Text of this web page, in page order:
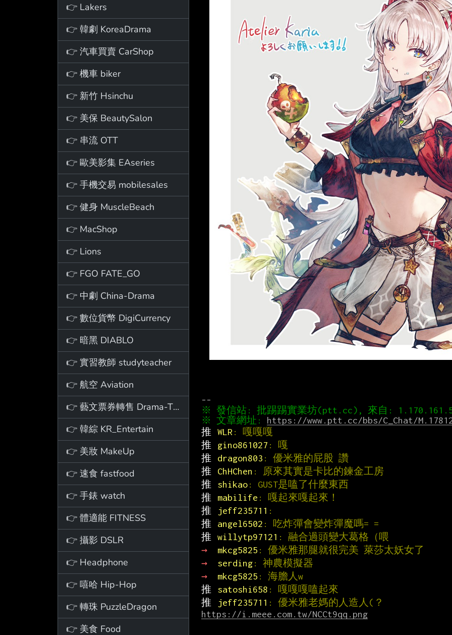
👉 Lakers
👉 韓劇 KoreaDrama
👉 汽車買賣 CarShop
👉 機車 biker
👉 新竹 Hsinchu
👉 美保 BeautySalon
👉 串流 OTT
👉 歐美影集 EAseries
👉 手機交易 mobilesales
👉 健身 MuscleBeach
👉 MacShop
👉 Lions
👉 FGO FATE_GO
👉 中劇 China-Drama
👉 數位貨幣 DigiCurrency
👉 暗黑 DIABLO
👉 實習教師 studyteacher
👉 航空 Aviation
👉 藝文票券轉售 Drama-Ticket
👉 韓綜 KR_Entertain
👉 美妝 MakeUp
👉 速食 fastfood
👉 手錶 watch
👉 體適能 FITNESS
👉 攝影 DSLR
👉 Headphone
👉 嘻哈 Hip-Hop
👉 轉珠 PuzzleDragon
👉 美食 Food
※ 文章網址: https://www.ptt.cc/bbs/C_Chat/
推 WLR : 嘎嘎嘎
推
gino861027 : 嘎
推
dragon803 : 優米雅的屁股 讚
推
ChHChen : 原來其實是卡比的鍊金工房
推
shikao: GUST是嗑了什麼東西
推
mabilife : 嘎起來嘎起來！
推
jeff235711 :
推
angel6502 : 吃炸彈會變炸彈魔嗎= =
推 willytp97121 : 融合過頭變大葛格（喂
→
mkcg5825 : 優米雅那腿就很完美 萊莎太妖女了
→
serding: 神農模擬器
→
mkcg5825 : 海膽人w
推
satoshi658 : 嘎嘎嘎嗑起來
推
jeff235711 : 優米雅老媽的人造人(？
https://i.meee.com.tw/NCCt9qq.png